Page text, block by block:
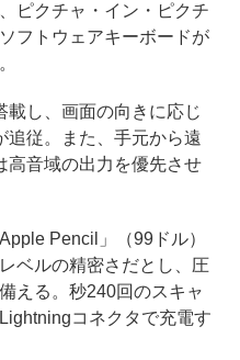
ピクチャ・イン・ピクチ
フトウェアキーボードが
載し、画面の向きに応じ
追従。また、手元から遠
高音域の出力を優先させ
Pencil」（99ドル）
ベルの精密さだとし、圧
える。秒240回のスキャ
コネクタで充電す